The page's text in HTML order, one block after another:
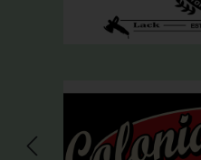
Bildergalerie überspringen